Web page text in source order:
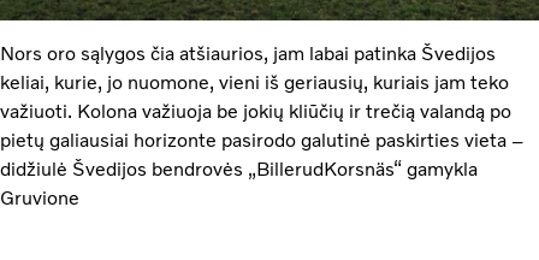
Nors oro sąlygos čia atšiaurios, jam labai patinka Švedijos
keliai, kurie, jo nuomone, vieni iš geriausių, kuriais jam teko
važiuoti. Kolona važiuoja be jokių kliūčių ir trečią valandą po
pietų galiausiai horizonte pasirodo galutinė paskirties vieta –
didžiulė Švedijos bendrovės „BillerudKorsnäs“ gamykla
Gruvione